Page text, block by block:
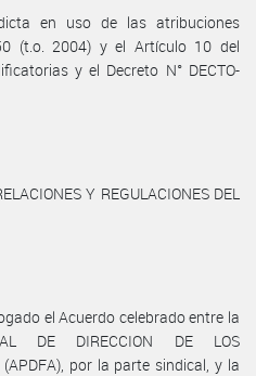
en uso de las atribuciones
(t.o. 2004) y el Artículo 10 del
y el Decreto N° DECTO-
Y REGULACIONES DEL
el Acuerdo celebrado entre la
DE DIRECCION DE LOS
(APDFA), por la parte sindical, y la